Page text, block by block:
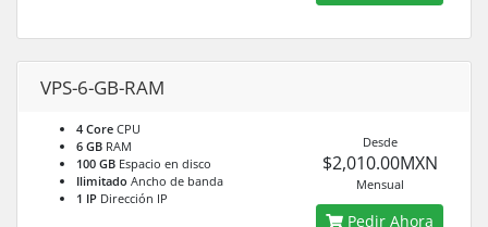
VPS-6-GB-RAM
4 Core CPU
6 GB RAM
100 GB Espacio en disco
Ilimitado Ancho de banda
1 IP Dirección IP
Desde
$2,010.00MXN
Mensual
Pedir Ahora